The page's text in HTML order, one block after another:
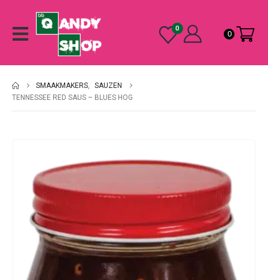
0
0
SMAAKMAKERS,
SAUZEN
TENNESSEE RED SAUS – BLUES HOG